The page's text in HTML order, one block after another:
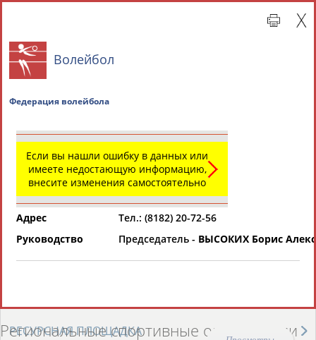
Главная » Региональные спортивные организации
СВОДНЫЕ ИНДЕКСЫ
РЕСУРСНАЯ ПЛОЩАДКА
Региональные спортивные организации
Волейбол
Федерация волейбола
Если вы нашли ошибку в данных или
имеете недостающую информацию,
внесите изменения самостоятельно
Адрес
Тел.: (8182) 20-72-56
Руководство
Председатель - ВЫСОКИХ Борис